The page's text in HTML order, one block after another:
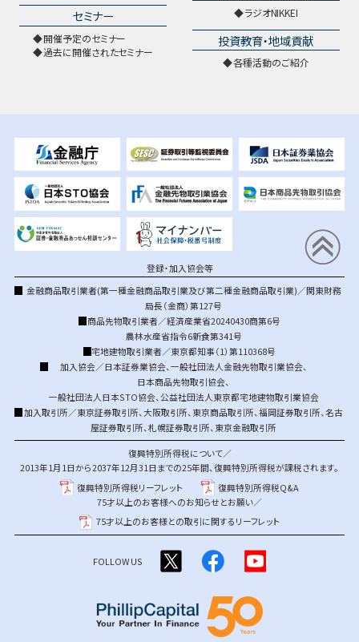
セミナー
開催予定のセミナー
過去に開催されたセミナー
ラジオNIKKEI
投資教育・地域貢献
各種活動のご紹介
登録・加入協会等
金融商品取引業者(第一種金融商品取引業及び第二種金融商品取引業)／関東財務
局長（金商）第127号
商品先物取引業者／経済産業省20240430商第6号
農林水産省指令6新食第341号
宅地建物取引業者／東京都知事（1）第110368号
加入協会／日本証券業協会、 一般社団法人金融先物取引業協会、
日本商品先物取引協会、
一般社団法人日本STO協会、 公益社団法人東京都宅地建物取引業協会
加入取引所／東京証券取引所、大阪取引所、 東京商品取引所、福岡証券取引所、名古
屋証券取引所、札幌証券取引所、 東京金融取引所
復興特別所得税について／
2013年1月1日から2037年12月31日までの25年間、復興特別所得税が課税されます。
復興特別所得税リーフレット
復興特別所得税Q&A
75才以上のお客様へのお知らせとお願い／
75才以上のお客様との取引に関するリーフレット
FOLLOW US